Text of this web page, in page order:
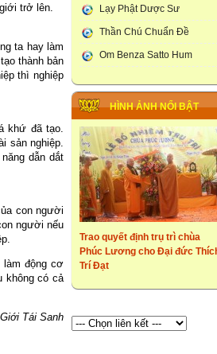
trở lên.
ta hay làm
thành bản
thì nghiệp
khứ đã tạo.
sản nghiệp.
dẫn dắt
con người
người nếu
làm động cơ
không có cả
Tái Sanh
Học Viện Phật Giao
larung ga
Thạt Luống -Tháp Của
Chùa Phúc Lương :
Tổ Chức Lễ Khai Đàn
Dược Sư Thất Châu
Lạy Phật Dược Sư
Thần Chú Chuẩn Đề
Om Benza Satto Hum
HÌNH ẢNH NỔI BẬT
Trao quyết định trụ trì chùa
Phúc Lương cho Đại đức
Trí Đạt